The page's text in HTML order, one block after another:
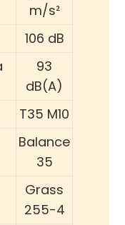
m/s²
106 dB
93
dB(A)
T35 M10
Balance
35
Grass
255-4